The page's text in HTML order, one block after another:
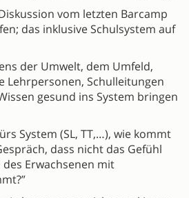
vom letzten Barcamp
das inklusive Schulsystem auf
der Umwelt, dem Umfeld,
Lehrpersonen, Schulleitungen
gesund ins System bringen
System (SL, TT,…), wie kommt
dass nicht das Gefühl
Erwachsenen mit